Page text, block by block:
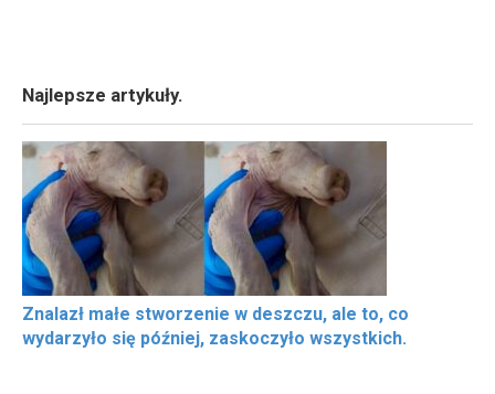
Najlepsze artykuły.
Znalazł małe stworzenie w deszczu, ale to, co
wydarzyło się później, zaskoczyło wszystkich.